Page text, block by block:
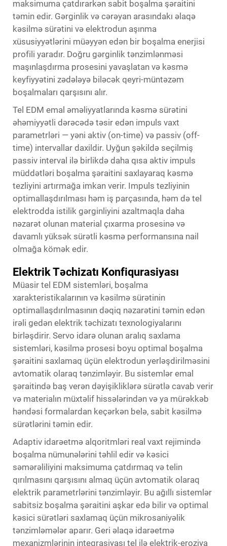
maksimuma çatdırarkən sabit boşalma şəraitini
təmin edir. Gərginlik və cərəyan arasındakı əlaqə
kəsilmə sürətini və elektrodun aşınma
xüsusiyyətlərini müəyyən edən bir boşalma enerjisi
profili yaradır. Doğru gərginlik tənzimlənməsi
maşınlaşdırma prosesini yavaşlatan və kəsmə
keyfiyyətini zədələyə biləcək qeyri-müntəzəm
boşalmaları qarşısını alır.
Tel EDM emal əməliyyatlarında kəsmə sürətini
əhəmiyyətli dərəcədə təsir edən impuls vaxt
parametrləri — yəni aktiv (on-time) və passiv (off-
time) intervallar daxildir. Uyğun şəkildə seçilmiş
passiv interval ilə birlikdə daha qısa aktiv impuls
müddətləri boşalma şəraitini saxlayaraq kəsmə
tezliyini artırmağa imkan verir. Impuls tezliyinin
optimallaşdırılması həm iş parçasında, həm də tel
elektrodda istilik gərginliyini azaltmaqla daha
nəzarət olunan material çıxarma prosesinə və
davamlı yüksək sürətli kəsmə performansına nail
olmağa kömək edir.
Elektrik Təchizatı Konfiqurasiyası
Müasir tel EDM sistemləri, boşalma
xarakteristikalarının və kəsilmə sürətinin
optimallaşdırılmasının dəqiq nəzarətini təmin edən
irəli gedən elektrik təchizatı texnologiyalarını
birləşdirir. Servo idarə olunan aralıq saxlama
sistemləri, kəsilmə prosesi boyu optimal boşalma
şəraitini saxlamaq üçün elektrodun yerləşdirilməsini
avtomatik olaraq tənzimləyir. Bu sistemlər emal
şəraitində baş verən dəyişikliklərə sürətlə cavab verir
və materialın müxtəlif hissələrindən və ya mürəkkəb
həndəsi formalardan keçərkən belə, sabit kəsilmə
sürətlərini təmin edir.
Adaptiv idarəetmə alqoritmləri real vaxt rejimində
boşalma nümunələrini təhlil edir və kəsici
səmərəliliyini maksimuma çatdırmaq və telin
qırılmasını qarşısını almaq üçün avtomatik olaraq
elektrik parametrlərini tənzimləyir. Bu ağıllı sistemlər
sabitsiz boşalma şəraitini aşkar edə bilir və optimal
kəsici sürətləri saxlamaq üçün mikrosaniyəlik
tənzimləmələr aparır. Geri əlaqə idarəetmə
mexanizmlərinin inteqrasiyası tel ilə elektrik-eroziya